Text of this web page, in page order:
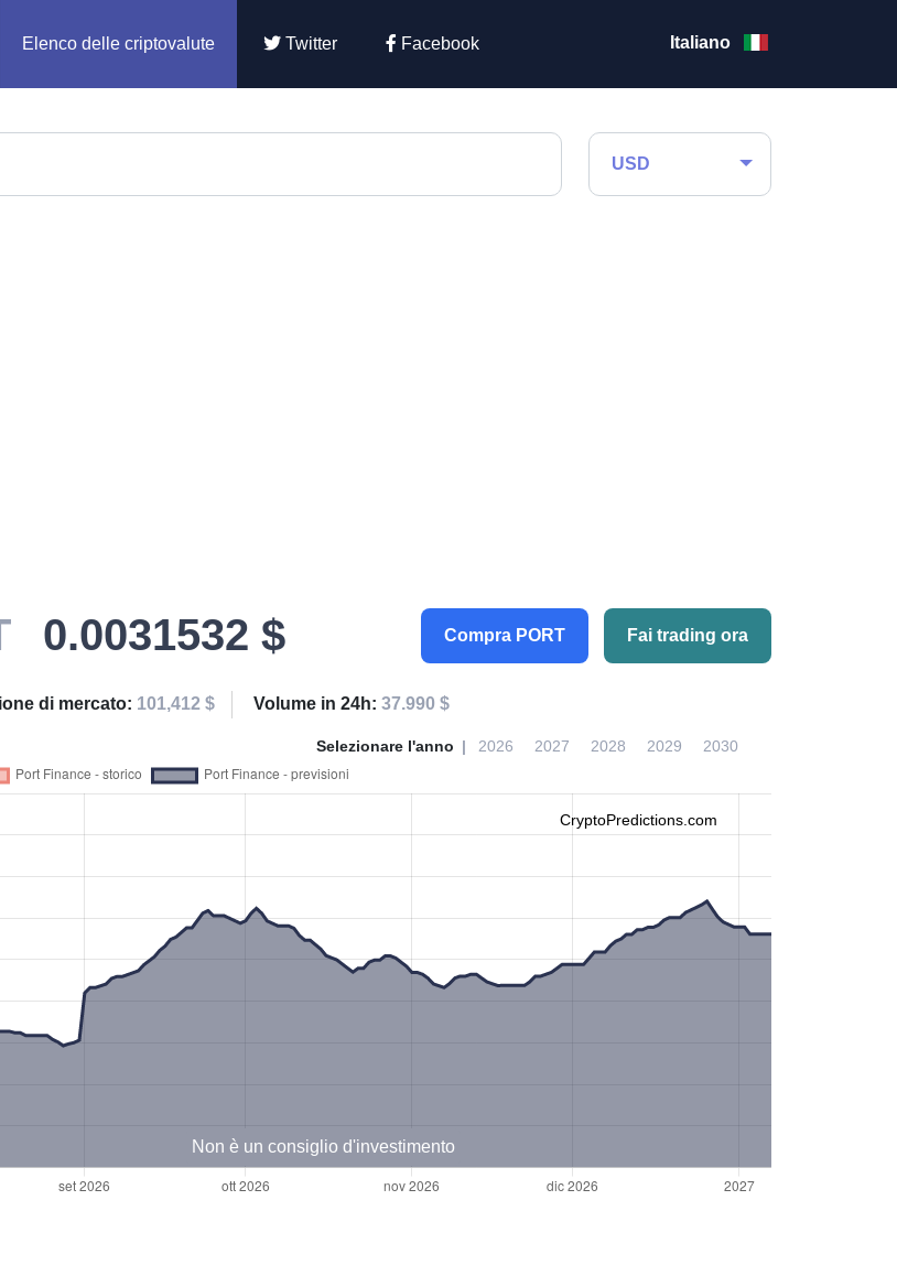
Elenco delle criptovalute Twitter Facebook Italiano
USD
0.0031532 $ Compra PORT Fai trading ora
di mercato: 101,412 $ Volume in 24h: 37.990 $
Selezionare l'anno 2026 2027 2028 2029 2030
CryptoPredictions.com
Non è un consiglio d'investimento